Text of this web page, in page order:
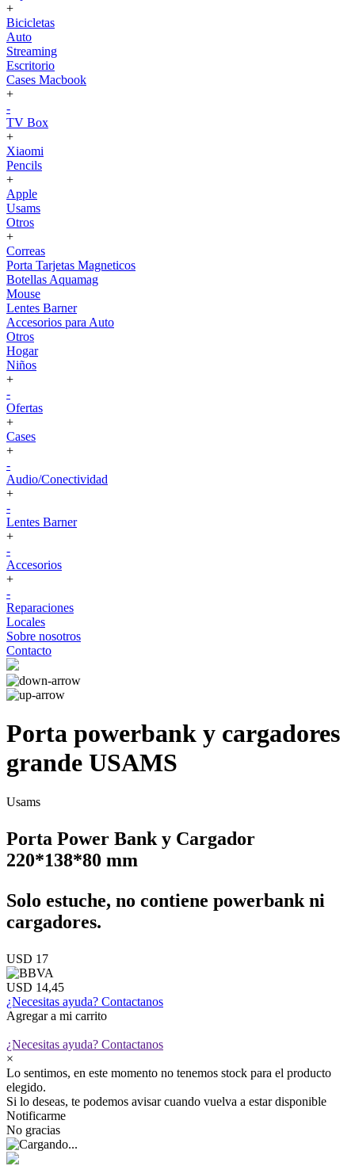
+
Bicicletas
Auto
Streaming
Escritorio
Cases Macbook
+
-
TV Box
+
Xiaomi
Pencils
+
Apple
Usams
Otros
+
Correas
Porta Tarjetas Magneticos
Botellas Aquamag
Mouse
Lentes Barner
Accesorios para Auto
Otros
Hogar
Niños
+
-
Ofertas
+
Cases
+
-
Audio/Conectividad
+
-
Lentes Barner
+
-
Accesorios
+
-
Reparaciones
Locales
Sobre nosotros
Contacto
Porta powerbank y cargadores
grande USAMS
Usams
Porta Power Bank y Cargador
220*138*80 mm
Solo estuche, no contiene powerbank ni
cargadores.
USD 17
USD 14,45
¿Necesitas ayuda? Contactanos
Agregar a mi carrito
¿Necesitas ayuda? Contactanos
×
Lo sentimos, en este momento no tenemos stock para el producto
elegido.
Si lo deseas, te podemos avisar cuando vuelva a estar disponible
Notificarme
No gracias